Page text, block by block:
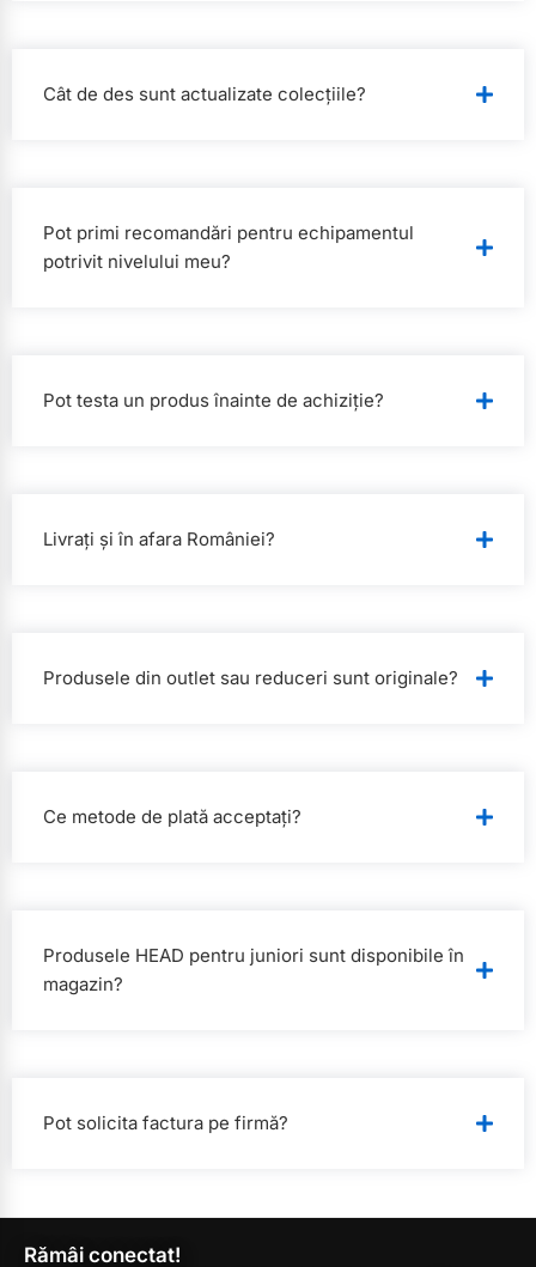
Cât de des sunt actualizate colecțiile?
Pot primi recomandări pentru echipamentul
potrivit nivelului meu?
Pot testa un produs înainte de achiziție?
Livrați și în afara României?
Produsele din outlet sau reduceri sunt originale?
Ce metode de plată acceptați?
Produsele HEAD pentru juniori sunt disponibile în
magazin?
Pot solicita factura pe firmă?
Rămâi conectat!